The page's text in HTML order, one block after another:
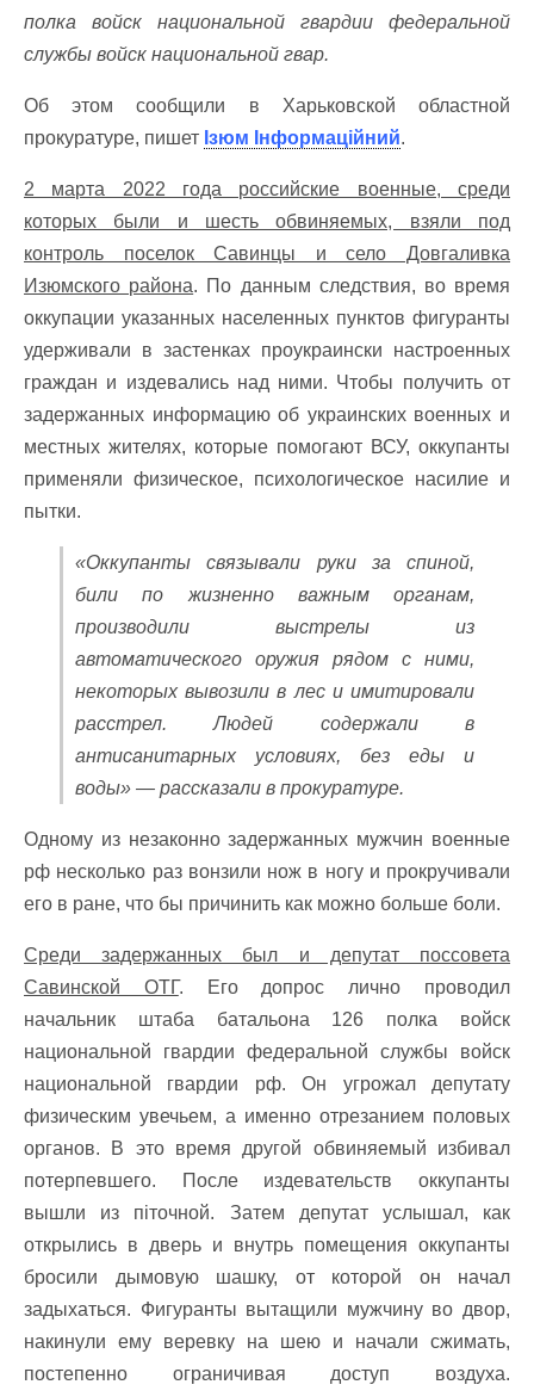
полка войск национальной гвардии федеральной
службы войск национальной гвар.
Об этом сообщили в Харьковской областной
прокуратуре, пишет Ізюм Інформаційний.
2 марта 2022 года российские военные, среди
которых были и шесть обвиняемых, взяли под
контроль поселок Савинцы и село Довгаливка
Изюмского района. По данным следствия, во время
оккупации указанных населенных пунктов фигуранты
удерживали в застенках проукраински настроенных
граждан и издевались над ними. Чтобы получить от
задержанных информацию об украинских военных и
местных жителях, которые помогают ВСУ, оккупанты
применяли физическое, психологическое насилие и
пытки.
«Оккупанты связывали руки за спиной,
били по жизненно важным органам,
производили выстрелы из
автоматического оружия рядом с ними,
некоторых вывозили в лес и имитировали
расстрел. Людей содержали в
антисанитарных условиях, без еды и
воды» — рассказали в прокуратуре.
Одному из незаконно задержанных мужчин военные
рф несколько раз вонзили нож в ногу и прокручивали
его в ране, что бы причинить как можно больше боли.
Среди задержанных был и депутат поссовета
Савинской ОТГ. Его допрос лично проводил
начальник штаба батальона 126 полка войск
национальной гвардии федеральной службы войск
национальной гвардии рф. Он угрожал депутату
физическим увечьем, а именно отрезанием половых
органов. В это время другой обвиняемый избивал
потерпевшего. После издевательств оккупанты
вышли из піточной. Затем депутат услышал, как
открылись в дверь и внутрь помещения оккупанты
бросили дымовую шашку, от которой он начал
задыхаться. Фигуранты вытащили мужчину во двор,
накинули ему веревку на шею и начали сжимать,
постепенно ограничивая доступ воздуха.